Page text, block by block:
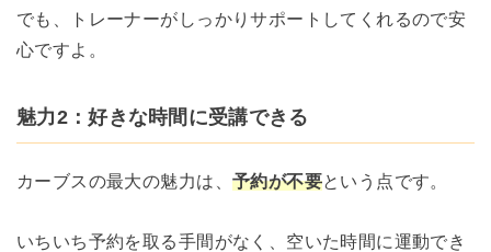
でも、トレーナーがしっかりサポートしてくれるので安
心ですよ。
魅力2：好きな時間に受講できる
カーブスの最大の魅力は、 予約が不要という点です。
いちいち予約を取る手間がなく、空いた時間に運動でき